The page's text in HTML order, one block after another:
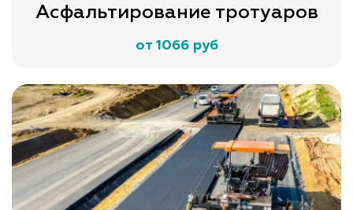
Асфальтирование тротуаров
от 1066 руб